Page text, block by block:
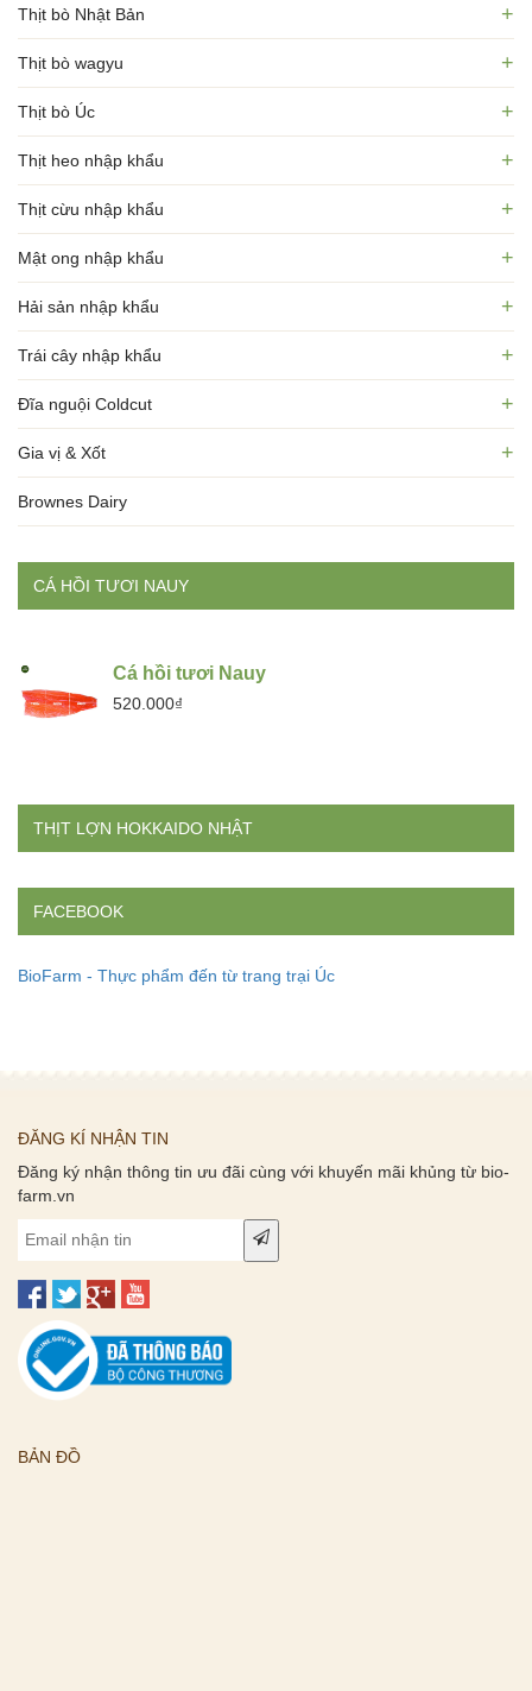
Thịt bò Nhật Bản +
Thịt bò wagyu +
Thịt bò Úc +
Thịt heo nhập khẩu +
Thịt cừu nhập khẩu +
Mật ong nhập khẩu +
Hải sản nhập khẩu +
Trái cây nhập khẩu +
Đĩa nguội Coldcut +
Gia vị & Xốt +
Brownes Dairy
CÁ HỒI TƯƠI NAUY
Cá hồi tươi Nauy
520.000₫
THỊT LỢN HOKKAIDO NHẬT
FACEBOOK
BioFarm - Thực phẩm đến từ trang trại Úc
ĐĂNG KÍ NHẬN TIN
Đăng ký nhận thông tin ưu đãi cùng với khuyến mãi khủng từ bio-
farm.vn
BẢN ĐỒ